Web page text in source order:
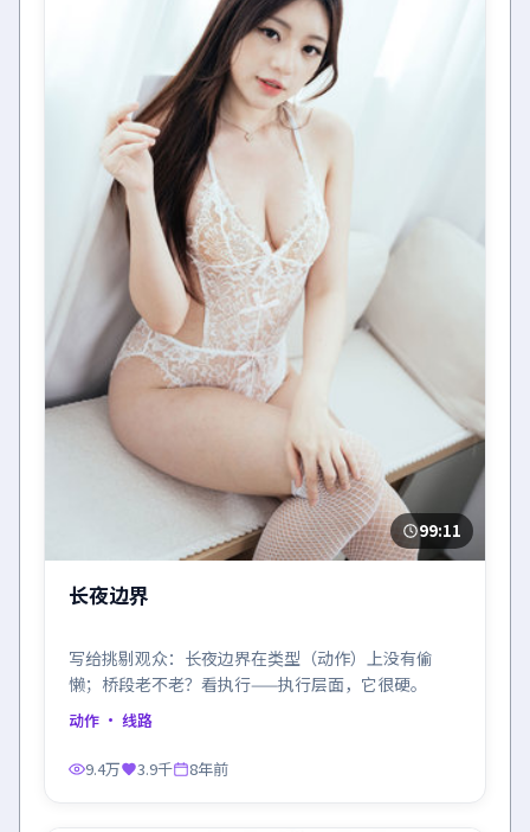
99:11
长夜边界
写给挑剔观众：长夜边界在类型（动作）上没有偷
懒；桥段老不老？看执行——执行层面，它很硬。
动作 · 线路
9.4万 3.9千 8年前